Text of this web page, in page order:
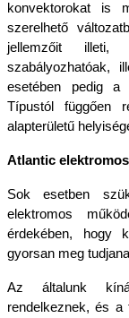
konvektorokat is
szerelhető
jellemzőit illeti,
szabályozhatóak,
esetében pedig a
Típustól függően
alapterületű
Atlantic
Sok esetben
elektromos
érdekében, hogy
gyorsan meg
Az általunk
rendelkeznek, és a